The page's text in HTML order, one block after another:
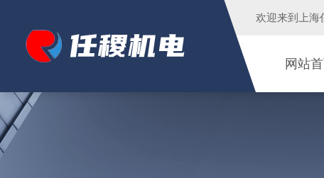
欢迎来到 上
网站